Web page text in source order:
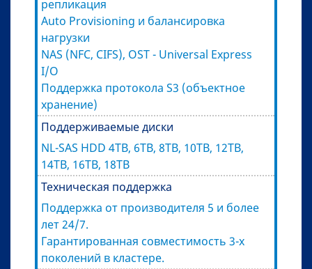
репликация
Auto Provisioning и балансировка
нагрузки
NAS (NFC, CIFS), OST - Universal Express
I/O
Поддержка протокола S3 (объектное
хранение)
Поддерживаемые диски
NL-SAS HDD 4TB, 6TB, 8TB, 10TB, 12TB,
14TB, 16TB, 18TB
Техническая поддержка
Поддержка от производителя 5 и более
лет 24/7.
Гарантированная совместимость 3-х
поколений в кластере.